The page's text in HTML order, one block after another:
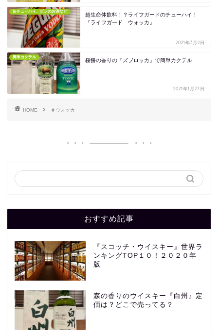
缶チューハイ、ビンのお酒など
超生命体飲料！？ライフガードのチューハイ！
『ライフガード ウォッカ』
2021年3月2日
簡単カクテル
桜餅の香りの『ズブロッカ』で簡単カクテル
2021年1月27日
HOME ＃ウォッカ
おすすめ記事
『スコッチ・ウイスキー』世界ラ
ンキングTOP１０！２０２０年
版
森の香りのウイスキー『白州』定
価は？どこで売ってる？